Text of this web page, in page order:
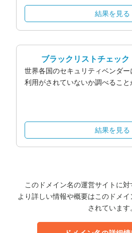
結果を見る
ブラックリストチェック
世界各国のセキュリティベンダ
利用がされていないか調べること
結果を見る
このドメイン名の運営サイトに
より詳しい情報や概要はこのドメ
されています